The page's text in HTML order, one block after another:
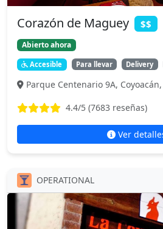
Corazón de Maguey $$
Abierto ahora
Accesible Para llevar Delivery
Parque Centenario 9A,
4.4/5 (7683 reseñas)
Ver
OPERATIONAL